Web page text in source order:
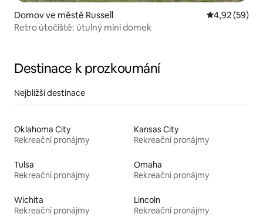
Domov ve městě Russell Průměrné
4,92 (59)
Retro útočiště: útulný mini domek
Destinace k prozkoumání
Nejbližší destinace
Oklahoma City
Rekreační pronájmy
Kansas City
Rekreační pronájmy
Tulsa
Rekreační pronájmy
Omaha
Rekreační pronájmy
Wichita
Rekreační pronájmy
Lincoln
Rekreační pronájmy